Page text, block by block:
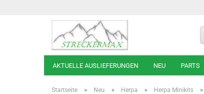
AKTUELLE AUSLIEFERUNGEN NEU PARTS
Startseite » Neu » Herpa » Herpa Minikits »